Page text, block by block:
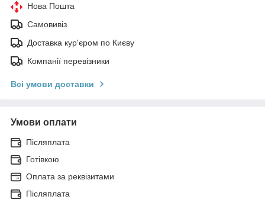
Нова Пошта
Самовивіз
Доставка кур'єром по Києву
Компанії перевізники
Всі умови доставки
Умови оплати
Післяплата
Готівкою
Оплата за реквізитами
Післяплата